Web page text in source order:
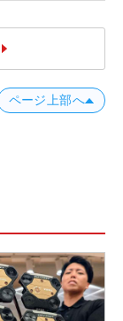
ページ上部へ